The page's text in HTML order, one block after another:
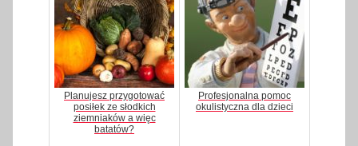
Planujesz przygotować
posiłek ze słodkich
ziemniaków a więc
batatów?
Profesjonalna pomoc
okulistyczna dla dzieci